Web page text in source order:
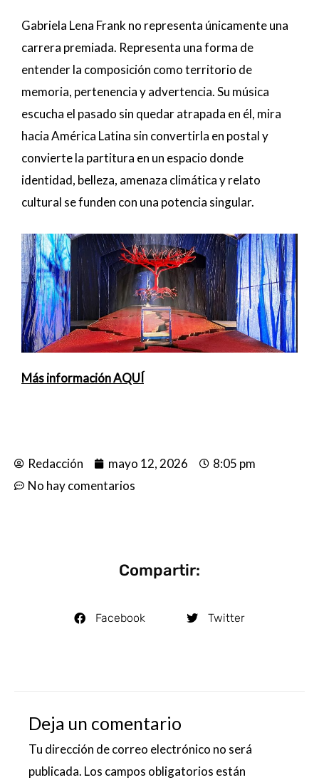
Gabriela Lena Frank no representa únicamente una
carrera premiada. Representa una forma de
entender la composición como territorio de
memoria, pertenencia y advertencia. Su música
escucha el pasado sin quedar atrapada en él, mira
hacia América Latina sin convertirla en postal y
convierte la partitura en un espacio donde
identidad, belleza, amenaza climática y relato
cultural se funden con una potencia singular.
Más información AQUÍ
Redacción mayo 12, 2026
8:05 pm
No hay comentarios
Compartir:
Facebook Twitter
Deja un comentario
Tu dirección de correo electrónico no será
publicada. Los campos obligatorios están